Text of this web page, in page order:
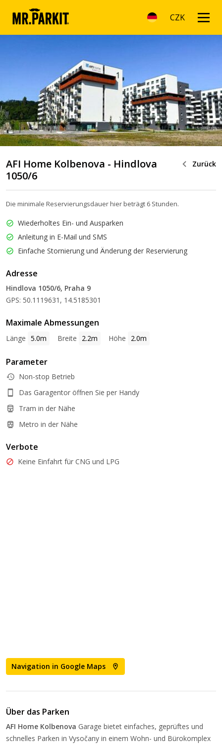
CZK
AFI Home Kolbenova - Hindlova
1050/6
Zurück
Die minimale Reservierungsdauer hier beträgt 6 Stunden.
Wiederholtes Ein- und Ausparken
Anleitung in E-Mail und SMS
Einfache Stornierung und Änderung der Reservierung
Adresse
Hindlova 1050/6, Praha 9
GPS: 50.1119631, 14.5185301
Maximale Abmessungen
Länge 5.0m Breite 2.2m Höhe 2.0m
Parameter
Non-stop Betrieb
Das Garagentor öffnen Sie per Handy
Tram in der Nähe
Metro in der Nähe
Verbote
Keine Einfahrt für CNG und LPG
Navigation in Google Maps
Über das Parken
AFI Home Kolbenova Garage bietet einfaches, geprüftes und
schnelles Parken in Vysočany in einem Wohn- und Bürokomplex